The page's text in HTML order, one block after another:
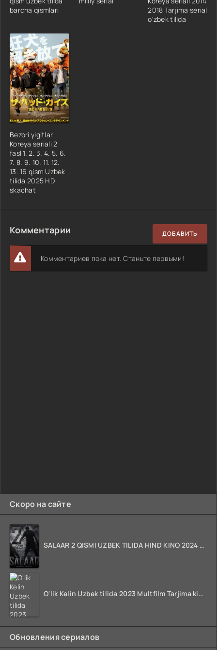
Скоро на сайте
SALAAR 2 QISMI UZBEK TILIDA HIND KINO 2024 TARJIMA 720p HD Skachat
O'lik Kelin Uzbek tilida 2023 Multfilm Tarjima kino skachat
Обновления сериалов
barcha qismlari
2018 Tarjima serial
o'zbek tilida
Bezori yigitlar
Koreya seriali 2
fasl 1. 2. 3. 4. 5. 6.
7. 8. 9. 10. 11. 12.
13. 16 qism Uzbek
tilida 2025 HD
skachat
Комментарии ДОБАВИТЬ
Комментариев пока нет. Станьте первыми!